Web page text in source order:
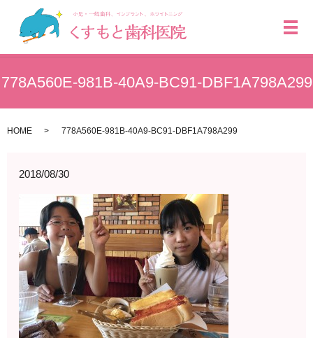
メ
778A560E-981B-40A9-BC91-DBF1A798A299
HOME 778A560E-981B-40A9-BC91-DBF1A798A299
2018/08/30